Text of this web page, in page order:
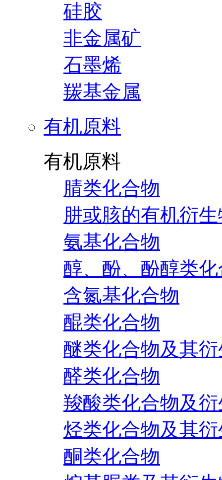
硅胶
非金属矿
石墨烯
羰基金属
有机原料
有机原料
腈类化合物
肼或胲的有机衍
氨基化合物
醇、酚、酚醇类
含氮基化合物
醌类化合物
醚类化合物及其
醛类化合物
羧酸类化合物及
烃类化合物及其
酮类化合物